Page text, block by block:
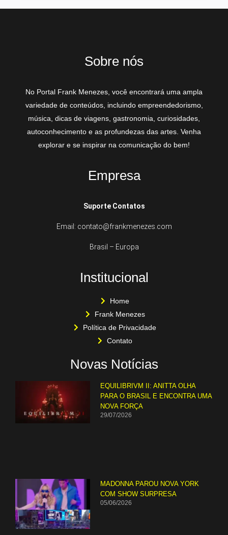
Sobre nós
No Portal Frank Menezes, você encontrará uma ampla
variedade de conteúdos, incluindo empreendedorismo,
música, dicas de viagens, gastronomia, curiosidades,
autoconhecimento e as profundezas das artes. Venha
explorar e se inspirar na comunicação do bem!
Empresa
Suporte Contatos
Email: contato@frankmenezes.com
Brasil – Europa
Institucional
Home
Frank Menezes
Política de Privacidade
Contato
Novas Notícias
EQUILIBRIVM II: ANITTA OLHA
PARA O BRASIL E ENCONTRA UMA
NOVA FORÇA
29/07/2026
MADONNA PAROU NOVA YORK
COM SHOW SURPRESA
05/06/2026